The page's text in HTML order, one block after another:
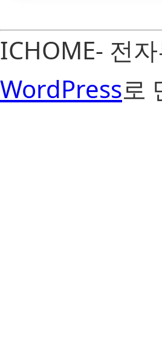
ICHOME- 전
WordPress로